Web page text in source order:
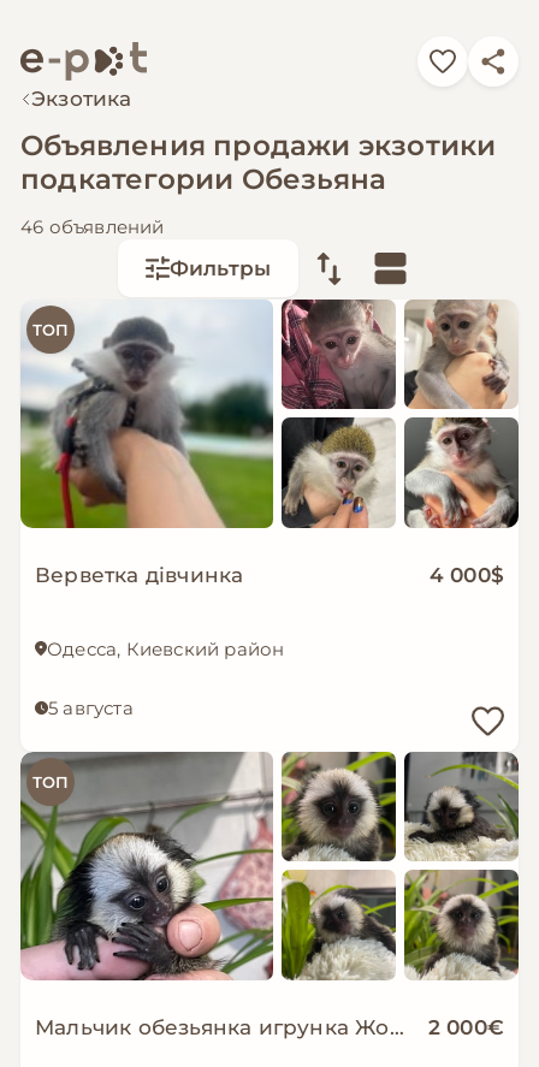
Экзотика
Объявления продажи экзотики
подкатегории Обезьяна
46 объявлений
Фильтры
ТОП
Верветка дівчинка 4 000$
Одесса, Киевский район
5 августа
ТОП
Мальчик обезьянка игрунка Жоффруа домашняя обезьяна мармозетка 2 000€